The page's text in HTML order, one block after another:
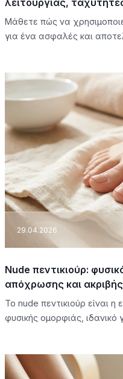
λειτουργίας,
Μάθετε πώς να
για ένα ασφαλές και
29.04.2026
Nude πεντικιούρ:
απόχρωσης και
Το nude πεντικιούρ είναι η
φυσικής ομορφιάς, ιδανικό